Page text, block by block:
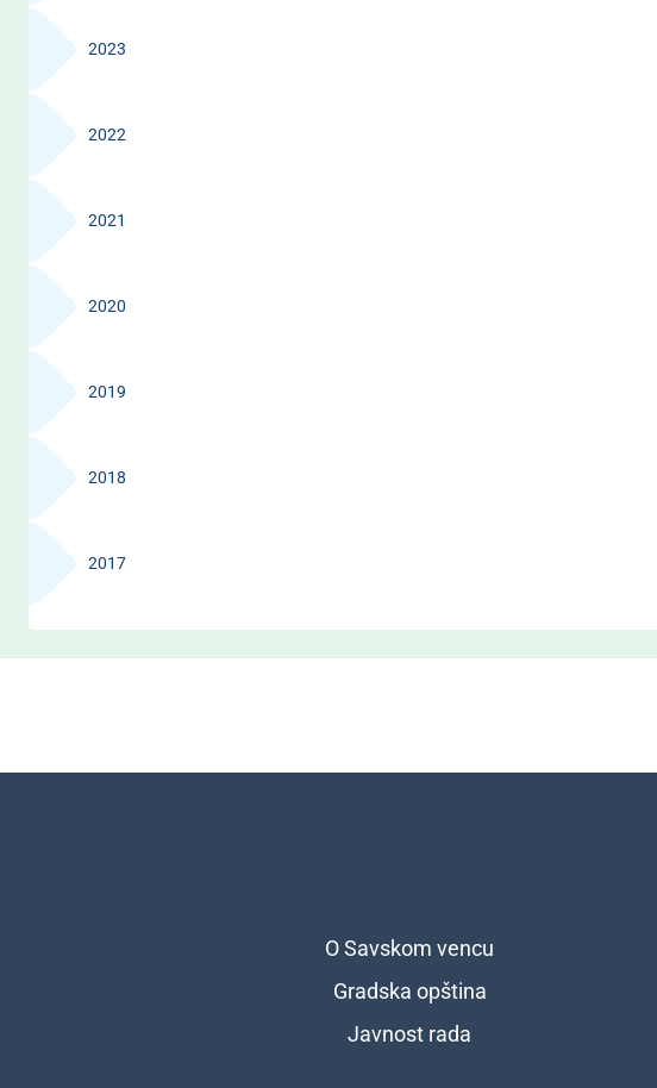
2023
2022
2021
2020
2019
2018
2017
O Savskom vencu
Gradska opština
Javnost rada